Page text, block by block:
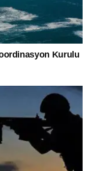
Kurulu